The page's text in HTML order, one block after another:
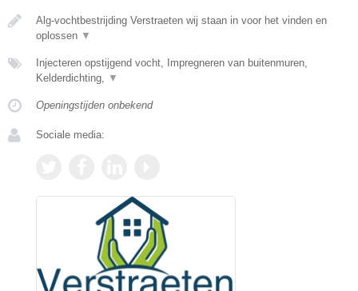
Alg-vochtbestrijding Verstraeten wij staan in voor het vinden en
oplossen ▼
Injecteren opstijgend vocht, Impregneren van buitenmuren,
Kelderdichting, ▼
Openingstijden onbekend
Sociale media: